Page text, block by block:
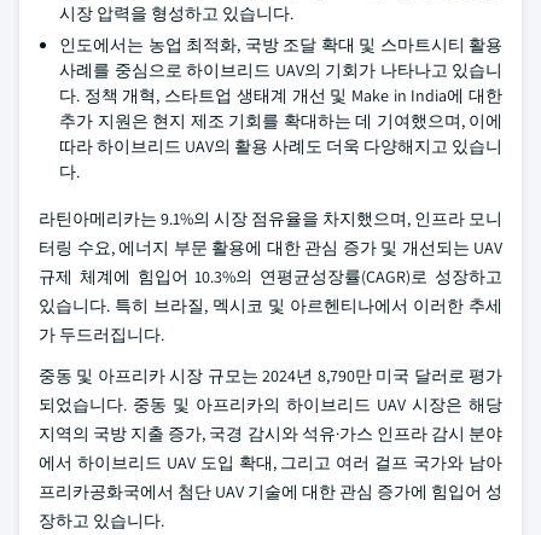
시장 압력을 형성하고 있습니다.
인도에서는 농업 최적화, 국방 조달 확대 및 스마트시티 활용
사례를 중심으로 하이브리드 UAV의 기회가 나타나고 있습니
다. 정책 개혁, 스타트업 생태계 개선 및 Make in India에 대한
추가 지원은 현지 제조 기회를 확대하는 데 기여했으며, 이에
따라 하이브리드 UAV의 활용 사례도 더욱 다양해지고 있습니
다.
라틴아메리카는 9.1%의 시장 점유율을 차지했으며, 인프라 모니
터링 수요, 에너지 부문 활용에 대한 관심 증가 및 개선되는 UAV
규제 체계에 힘입어 10.3%의 연평균성장률(CAGR)로 성장하고
있습니다. 특히 브라질, 멕시코 및 아르헨티나에서 이러한 추세
가 두드러집니다.
중동 및 아프리카 시장 규모는 2024년 8,790만 미국 달러로 평가
되었습니다. 중동 및 아프리카의 하이브리드 UAV 시장은 해당
지역의 국방 지출 증가, 국경 감시와 석유·가스 인프라 감시 분야
에서 하이브리드 UAV 도입 확대, 그리고 여러 걸프 국가와 남아
프리카공화국에서 첨단 UAV 기술에 대한 관심 증가에 힘입어 성
장하고 있습니다.